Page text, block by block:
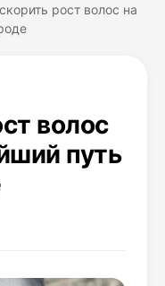
рост волос на
волос
путь